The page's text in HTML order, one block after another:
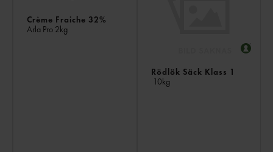
Crème Fraiche 32%
Arla Pro 2kg
Rödlök Säck Klass 1
10kg